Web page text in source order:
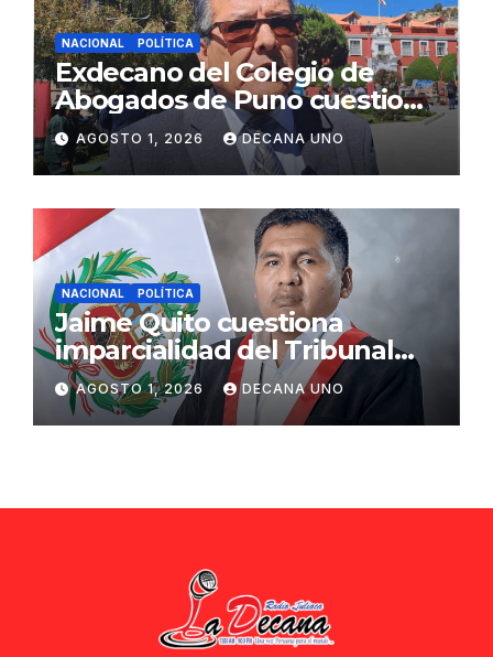
NACIONAL POLÍTICA
Exdecano del Colegio de
Abogados de Puno cuestiona
propuestas sobre seguridad
ciudadana
AGOSTO 1, 2026 DECANA UNO
NACIONAL POLÍTICA
Jaime Quito cuestiona
imparcialidad del Tribunal
Constitucional tras liberación
de Ollanta Humala
AGOSTO 1, 2026 DECANA UNO